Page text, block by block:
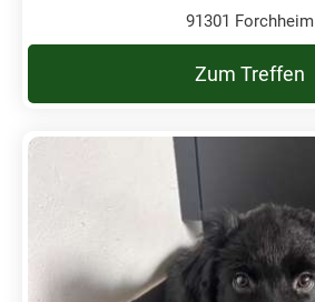
91301 Forchheim
Zum Treffen